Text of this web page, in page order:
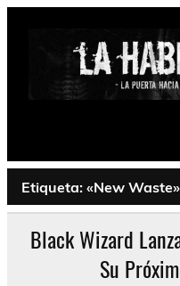
Saltar
Psychedelic, Stoner,
Etiqueta: «New Waste»
Black Wizard
Su